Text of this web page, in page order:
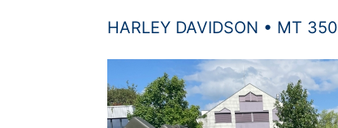
HARLEY DAVIDSON • MT 350